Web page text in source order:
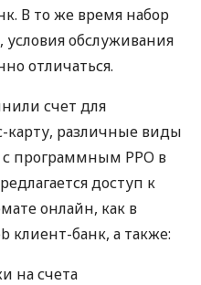
В то же время набор
обслуживания
отличаться.
счет для
карту, различные виды
с программным РРО в
доступ к
онлайн, как в
клиент-банк, а также:
на счета